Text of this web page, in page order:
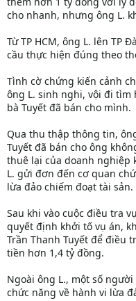
cho nhanh, nhưng ông L.
Từ TP HCM, ông L. lên TP
cầu thực hiện đúng theo
Tình cờ chứng kiến cảnh
ông L. sinh nghi, vội đi
bà Tuyết đã bán cho mình.
Qua thu thập thông tin,
Tuyết đã bán cho ông
thuê lại của doanh nghiệp
L. gửi đơn đến cơ quan
lừa đảo chiếm đoạt tài sản.
Sau khi vào cuộc điều tra
quyết định khởi tố vụ án,
Trần Thanh Tuyết để điều
tiền hơn 1,4 tỷ đồng.
Ngoài ông L., một số
chức năng về hành vi lừa